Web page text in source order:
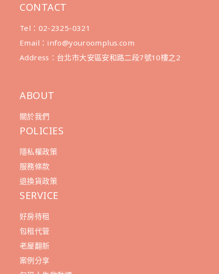
CONTACT
Tel：02-2325-0321
Email：info@youroomplus.com
Address：台北市大安區安和路二段7號10樓之2
ABOUT
關於我們
POLICIES
隱私權政策
服務條款
退換貨政策
SERVICE
好房待租
包租代管
老屋翻新
案例分享